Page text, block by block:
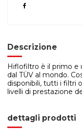
Descrizione
Hiflofiltro è il primo e
dal TÜV al mondo.
disponibili, tutti i filtri
livelli di prestazione
dettagli prodotti